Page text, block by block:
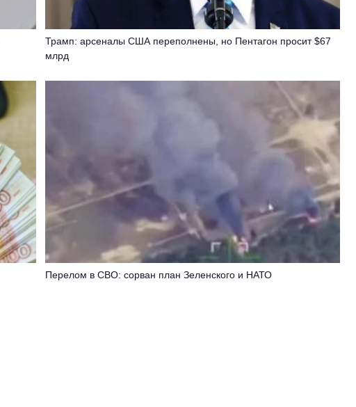
Трамп: арсеналы США переполнены, но Пентагон просит $67
млрд
Перелом в СВО: сорван план Зеленского и НАТО